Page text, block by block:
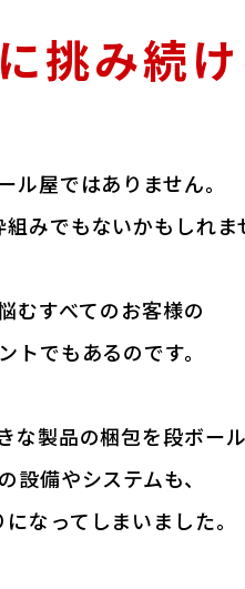
挑み続
ル屋ではありません。
みでもないかもしれま
むすべてのお客様の
トでもあるのです。
な製品の梱包を段ボー
設備やシステムも、
なってしまいました。